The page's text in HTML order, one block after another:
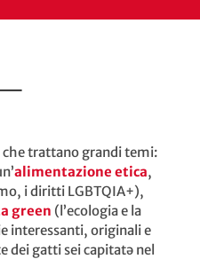
che trattano grandi temi:
alimentazione etica,
i diritti LGBTQIA+),
green (l’ecologia e la
interessanti, originali e
dei gatti sei capitatə nel